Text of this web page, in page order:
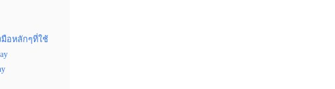
มือหลักๆที่ใช้